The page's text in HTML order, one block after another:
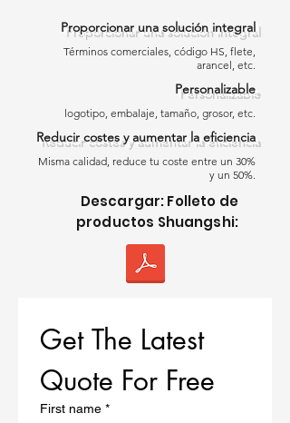
intemperie y facilidad de instalación,
lo que las hace ideales para
proyectos de techado residenciales,
comerciales e industriales.
Diseñadas con materiales sintéticos
avanzados, nuestras membranas
garantizan una protección confiable
sistemas de techado.
Características Clave de la
Membrana de Techo
techo
, producida en nuestra
moderna
fábrica de membranas de
techo
, cumple con los estándares
ASTM D226 y D1970, garantizando
un rendimiento de primer nivel. La
Proporcionar una solución integral
Términos comerciales, código HS, flete,
arancel, etc.
Personalizable
logotipo, embalaje, tamaño, grosor, etc.
Reducir costes y aumentar la eficiencia
Misma calidad, reduce tu coste entre un 30%
y un 50%.
Descargar: Folleto de
productos Shuangshi:
Get The Latest
Quote For Free
First name *